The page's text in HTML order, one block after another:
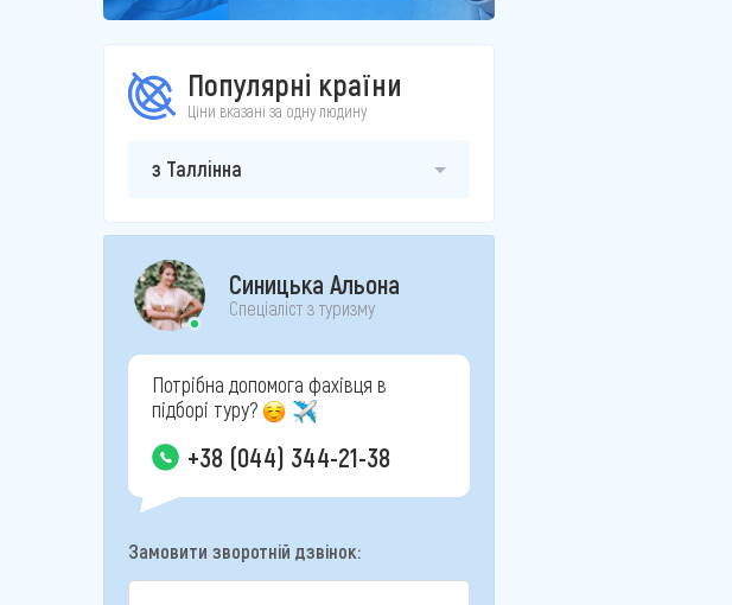
Популярні країни
Ціни вказані за одну людину
з Таллінна
Синицька Альона
Спеціаліст з туризму
Потрібна допомога фахівця в
підборі туру?
+38 (044) 344-21-38
Замовити зворотній дзвінок: